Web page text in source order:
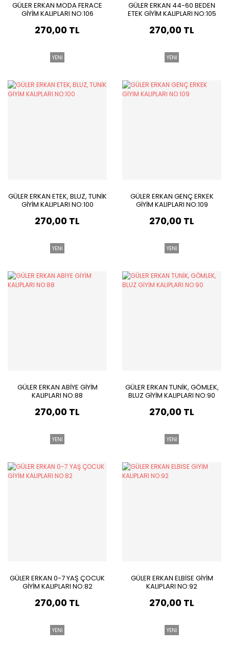
GÜLER ERKAN MODA FERACE
GİYİM KALIPLARI NO:106
270,00 TL
YENİ
GÜLER ERKAN 44-60 BEDEN
ETEK GİYİM KALIPLARI NO:105
270,00 TL
YENİ
GÜLER ERKAN ETEK, BLUZ, TUNİK
GİYİM KALIPLARI NO:100
270,00 TL
YENİ
GÜLER ERKAN GENÇ ERKEK
GİYİM KALIPLARI NO:109
270,00 TL
YENİ
GÜLER ERKAN ABİYE GİYİM
KALIPLARI NO:88
270,00 TL
YENİ
GÜLER ERKAN TUNİK, GÖMLEK,
BLUZ GİYİM KALIPLARI NO:90
270,00 TL
YENİ
GÜLER ERKAN 0-7 YAŞ ÇOCUK
GİYİM KALIPLARI NO:82
270,00 TL
YENİ
GÜLER ERKAN ELBİSE GİYİM
KALIPLARI NO:92
270,00 TL
YENİ